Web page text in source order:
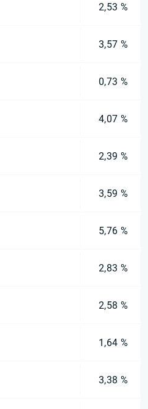
2,53 %
3,57 %
0,73 %
4,07 %
2,39 %
3,59 %
5,76 %
2,83 %
2,58 %
1,64 %
3,38 %